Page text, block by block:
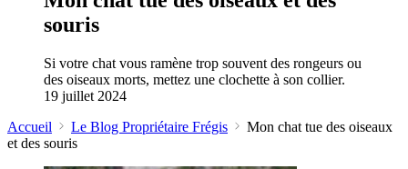
souris
Si votre chat vous ramène trop souvent des rongeurs ou
des oiseaux morts, mettez une clochette à son collier.
19 juillet 2024
Accueil
Le Blog Propriétaire Frégis
Mon chat tue des oiseaux
et des souris